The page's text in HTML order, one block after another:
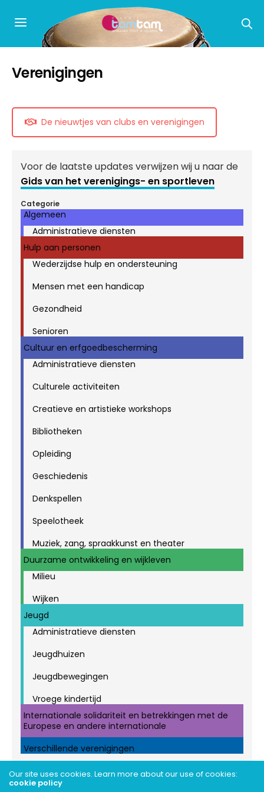
Verenigingen
De nieuwtjes van clubs en verenigingen
Voor de laatste updates verwijzen wij u naar de
Gids van het verenigings- en sportleven
Categorie
Algemeen
Administratieve diensten
Hulp aan personen
Wederzijdse hulp en ondersteuning
Mensen met een handicap
Gezondheid
Senioren
Cultuur en erfgoedbescherming
Administratieve diensten
Culturele activiteiten
Creatieve en artistieke workshops
Bibliotheken
Opleiding
Geschiedenis
Denkspellen
Speelotheek
Muziek, zang, spraakkunst en theater
Duurzame ontwikkeling en wijkleven
Milieu
Wijken
Jeugd
Administratieve diensten
Jeugdhuizen
Jeugdbewegingen
Vroege kindertijd
Internationale solidariteit en betrekkingen met de
Europese en andere internationale
Verschillende verenigingen
Our site uses cookies. Learn more about our use of cookies:
cookie policy